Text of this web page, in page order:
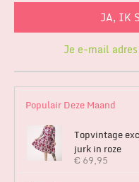
Je e-mail
Populair Deze Maand
Topvintage
jurk in roze
€ 69,95